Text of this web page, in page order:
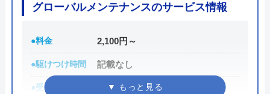
創業・設立 2000年 6月
所在地
〒491-0813
愛知県一宮市千秋町町屋字宮浦6番地
グローバルメンテナンスのサービス情報
●料金 2,100円～
●駆けつけ時間 記載なし
●受付時間 24時間